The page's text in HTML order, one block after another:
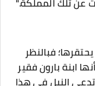
فبالنظر
ابنة بارون فقير
النبل في هذا